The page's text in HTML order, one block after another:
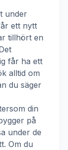
under
ett nytt
tillhört en
får ha ett
alltid om
du säger
din
på
under de
Om du